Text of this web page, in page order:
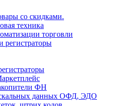
со скидками.
техника
торговли
регистраторы
ФН
данных ОФД, ЭДО